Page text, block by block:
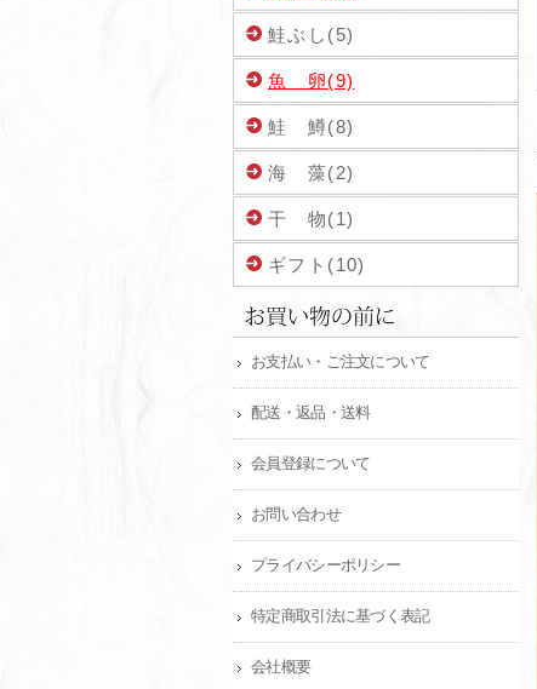
鮭ぶし(5)
魚 卵(9)
鮭 鱒(8)
海 藻(2)
干 物(1)
ギフト(10)
お支払い・ご注文について
配送・返品・送料
会員登録について
お問い合わせ
プライバシーポリシー
特定商取引法に基づく表記
会社概要